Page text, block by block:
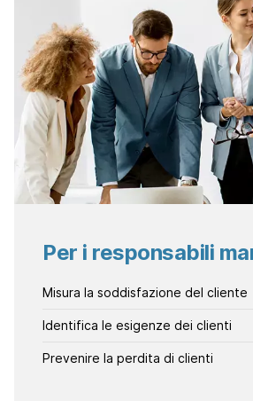
Per i responsabili
Misura la soddisfazione del cliente
Identifica le esigenze dei clienti
Prevenire la perdita di clienti